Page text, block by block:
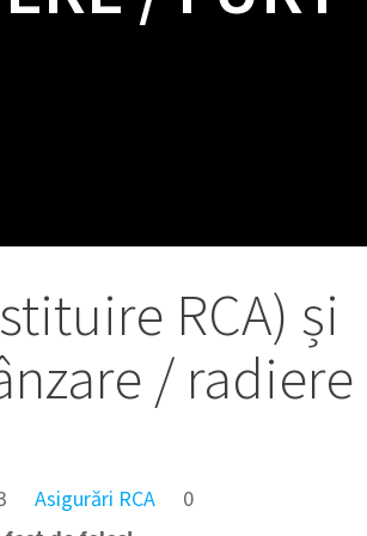
RCA) și
/ radiere
Asigurări RCA
0